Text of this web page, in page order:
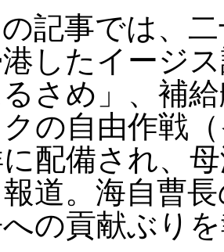
記事では、二
したイージ
さめ」、補
クの自由作戦
配備され、
道。海自曹
の貢献ぶり